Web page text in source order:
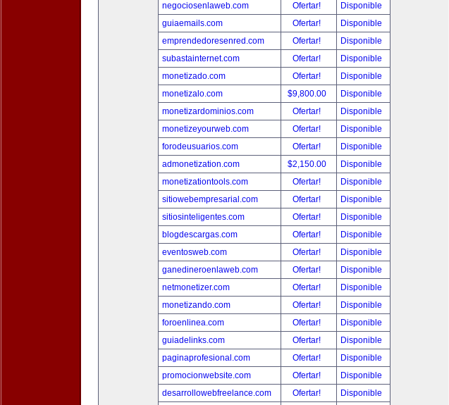
negociosenlaweb.com
Ofertar!
Disponible
guiaemails.com
Ofertar!
Disponible
emprendedoresenred.com
Ofertar!
Disponible
subastainternet.com
Ofertar!
Disponible
monetizado.com
Ofertar!
Disponible
monetizalo.com
$9,800.00
Disponible
monetizardominios.com
Ofertar!
Disponible
monetizeyourweb.com
Ofertar!
Disponible
forodeusuarios.com
Ofertar!
Disponible
admonetization.com
$2,150.00
Disponible
monetizationtools.com
Ofertar!
Disponible
sitiowebempresarial.com
Ofertar!
Disponible
sitiosinteligentes.com
Ofertar!
Disponible
blogdescargas.com
Ofertar!
Disponible
eventosweb.com
Ofertar!
Disponible
ganedineroenlaweb.com
Ofertar!
Disponible
netmonetizer.com
Ofertar!
Disponible
monetizando.com
Ofertar!
Disponible
foroenlinea.com
Ofertar!
Disponible
guiadelinks.com
Ofertar!
Disponible
paginaprofesional.com
Ofertar!
Disponible
promocionwebsite.com
Ofertar!
Disponible
desarrollowebfreelance.com
Ofertar!
Disponible